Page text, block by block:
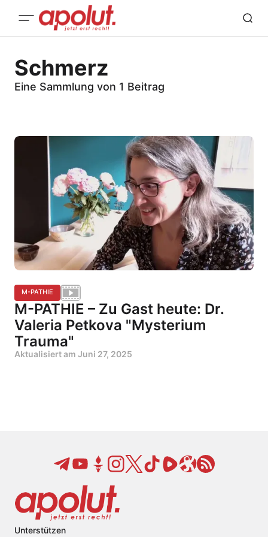
Schmerz
Eine Sammlung von 1 Beitrag
M-PATHIE
M-PATHIE – Zu Gast heute: Dr.
Valeria Petkova "Mysterium
Trauma"
Aktualisiert am Juni 27, 2025
Unterstützen